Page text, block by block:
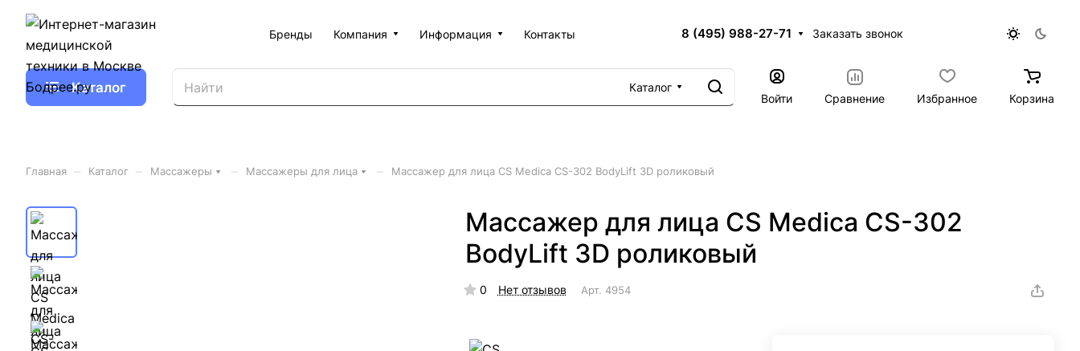
Бренды Компания Информация Контакты 8 (495) 988-27-71 Заказать звонок
Каталог
Каталог
Войти
Сравнение Избранное Корзина
Главная Каталог Массажеры Массажеры для лица Массажер для лица CS Medica CS-302 BodyLift 3D роликовый
Массажер для лица CS Medica CS-302
BodyLift 3D роликовый
0 Нет отзывов Арт. 4954